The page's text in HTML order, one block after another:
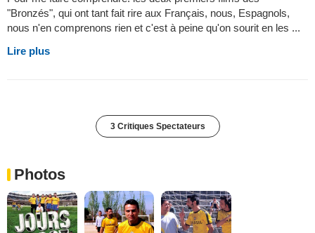
"Bronzés", qui ont tant fait rire aux Français, nous, Espagnols,
nous n'en comprenons rien et c'est à peine qu'on sourit en les ...
Lire plus
3 Critiques Spectateurs
Photos